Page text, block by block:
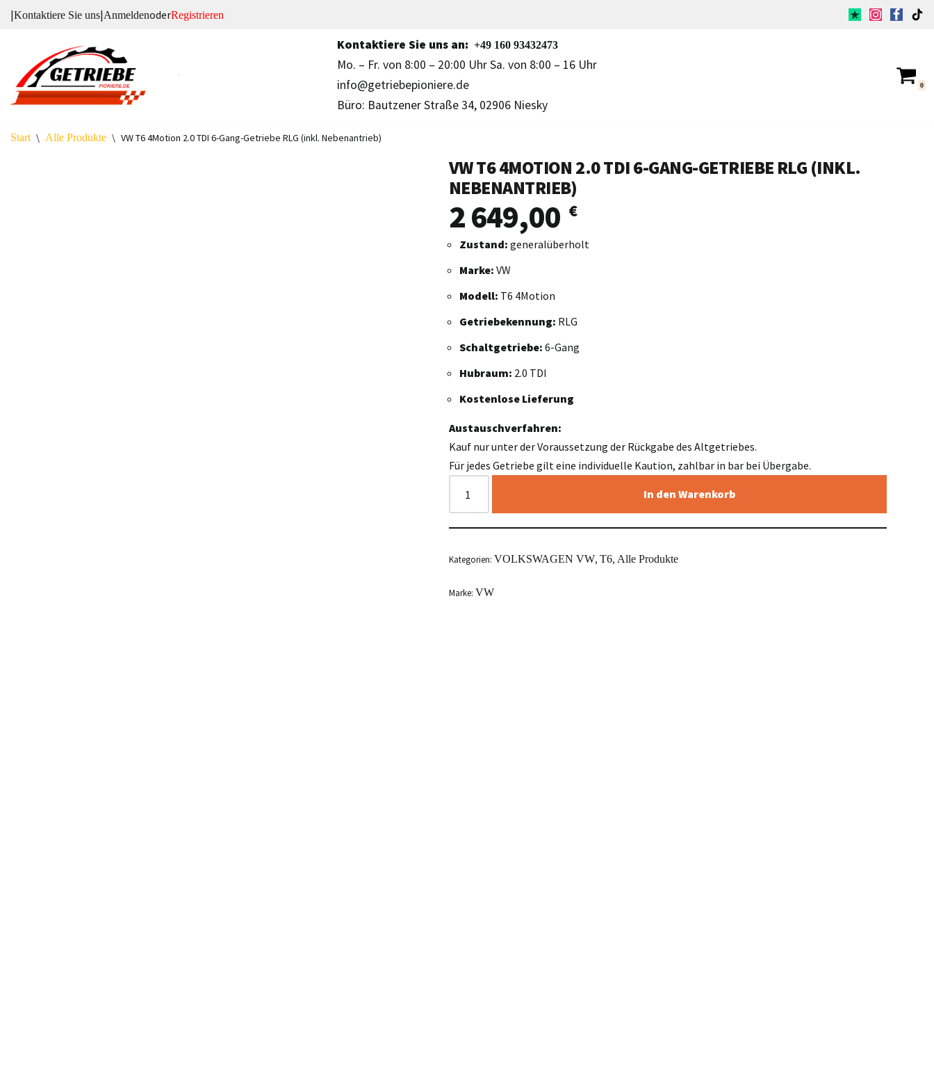
springen
|Kontaktiere Sie uns|AnmeldenoderRegistrieren
Kontaktiere Sie uns an: +49 160 93432473
Mo. – Fr. von 8:00 – 20:00 Uhr Sa. von 8:00 – 16 Uhr
info@getriebepioniere.de
Büro: Bautzener Straße 34, 02906 Niesky
0
Start \ Alle Produkte \ VW T6 4Motion 2.0 TDI 6-Gang-Getriebe RLG (inkl. Nebenantrieb)
VW T6 4MOTION 2.0 TDI 6-GANG-GETRIEBE RLG (INKL.
NEBENANTRIEB)
2 649,00 €
Zustand: generalüberholt
Marke: VW
Modell: T6 4Motion
Getriebekennung: RLG
Schaltgetriebe: 6-Gang
Hubraum: 2.0 TDI
Kostenlose Lieferung
Austauschverfahren:
Kauf nur unter der Voraussetzung der Rückgabe des Altgetriebes.
Für jedes Getriebe gilt eine individuelle Kaution, zahlbar in bar bei Übergabe.
In den Warenkorb
Kategorien: VOLKSWAGEN VW, T6, Alle Produkte
Marke: VW